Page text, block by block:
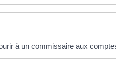
à un commissaire aux